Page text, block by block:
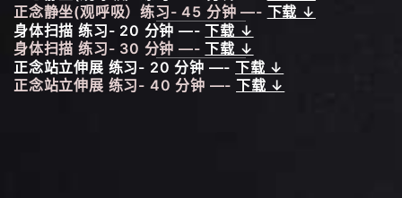
正念静坐(观呼吸）练习- 45 分钟 —- 下载 ↓
身体扫描 练习- 20 分钟 —-下载 ↓
身体扫描 练习- 30 分钟 —-下载 ↓
正念站立伸展 练习- 20 分钟 —-下载 ↓
正念站立伸展 练习- 40 分钟 —-下载 ↓